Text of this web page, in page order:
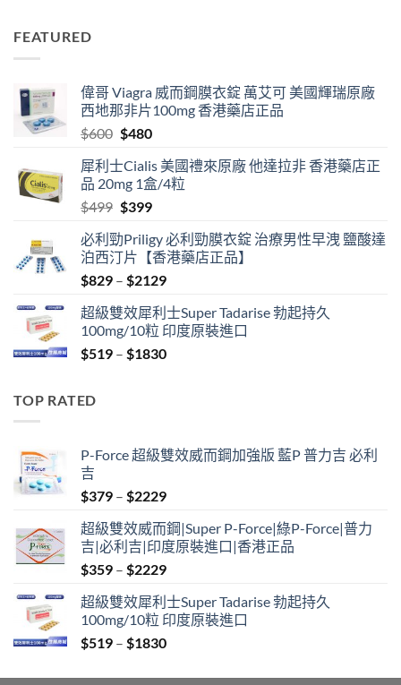
FEATURED
偉哥 Viagra 威而鋼膜衣錠 萬艾可 美國輝瑞原廠
西地那非片100mg 香港藥店正品
$600 Original
was:
$600.
$480Current
is:
$480.
犀利士Cialis 美國禮來原廠 他達拉非 香港藥店正
品 20mg 1盒/4粒
$499 Original
was:
$499.
$399Current
is:
$399.
必利勁Priligy 必利勁膜衣錠 治療男性早洩 鹽酸達
泊西汀片【香港藥店正品】
$829 – $2129Price
$829
through
$2129
超級雙效犀利士Super Tadarise 勃起持久
100mg/10粒 印度原裝進口
$519 – $1830Price
TOP RATED
P-Force 超級雙效威而鋼加強版 藍P 普力吉 必利
吉
$379 – $2229Price
$379
through
$2229
超級雙效威而鋼|Super P-Force|綠P-Force|普力
吉|必利吉|印度原裝進口|香港正品
$359 – $2229Price
$359
through
$2229
超級雙效犀利士Super Tadarise 勃起持久
100mg/10粒 印度原裝進口
$519 – $1830Price
$519